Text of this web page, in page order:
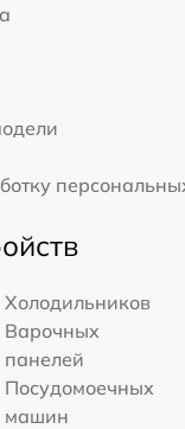
Холодильников
Варочных
панелей
Посудомоечных
машин